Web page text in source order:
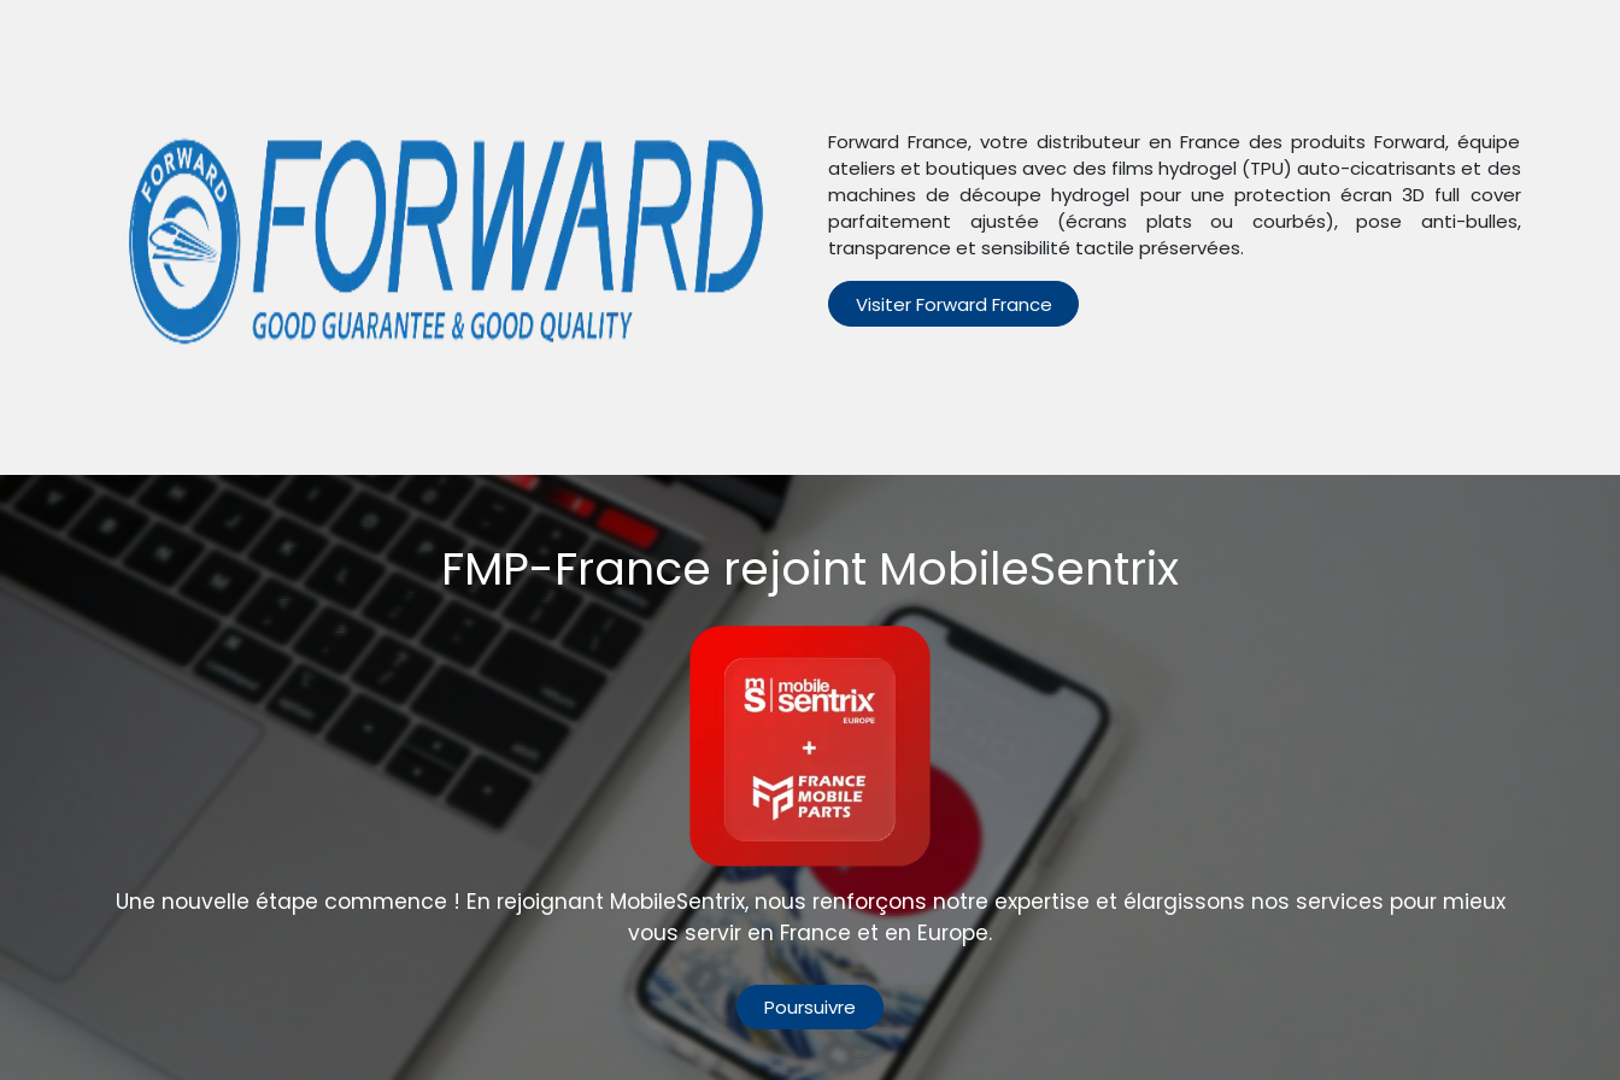
Accueil
Articles Honor Magic 6 Lite - 0 éléments Trier par : Étiquettes
Forward France, votre distributeur en France des produits Forward, équipe
ateliers et boutiques avec des films hydrogel (TPU) auto-cicatrisants et des
machines de découpe hydrogel pour une protection écran 3D full cover
parfaitement ajustée (écrans plats ou courbés), pose anti-bulles,
transparence et sensibilité tactile préservées.
Visiter Forward France
FMP-France rejoint MobileSentrix
Une nouvelle étape commence ! En rejoignant MobileSentrix, nous renforçons notre expertise et élargissons nos services pour mieux
vous servir en France et en Europe.
Poursuivre